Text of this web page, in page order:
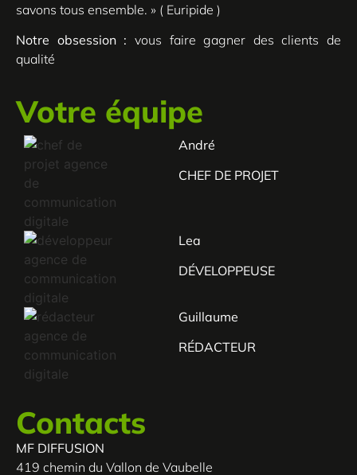
savons tous ensemble. » ( Euripide )
Notre obsession : vous faire gagner des clients de
qualité
Votre équipe
André
CHEF DE PROJET
Lea
DÉVELOPPEUSE
Guillaume
RÉDACTEUR
Contacts
MF DIFFUSION
419 chemin du Vallon de Vaubelle